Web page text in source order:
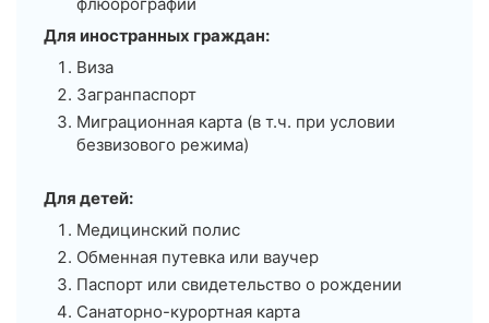
Для иностранных граждан:
Виза
Загранпаспорт
Миграционная карта (в т.ч. при условии
безвизового режима)
Для детей:
Медицинский полис
Обменная путевка или ваучер
Паспорт или свидетельство о рождении
Санаторно-курортная карта